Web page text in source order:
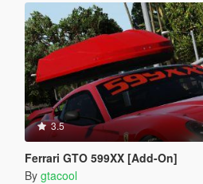
3.5
Ferrari GTO 599XX [Add-On]
By gtacool